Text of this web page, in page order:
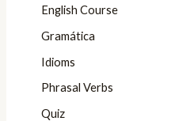
English Course
Gramática
Idioms
Phrasal Verbs
Quiz